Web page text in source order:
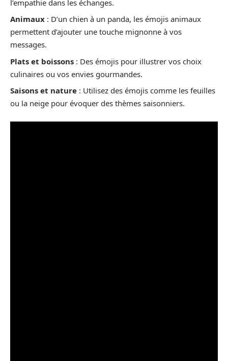
l’empathie dans les échanges.
Animaux : D’un chien à un panda, les émojis animaux
permettent d’ajouter une touche mignonne à vos
messages.
Plats et boissons : Des émojis pour illustrer vos choix
culinaires ou vos envies gourmandes.
Saisons et nature : Utilisez des émojis comme les feuilles
ou la neige pour évoquer des thèmes saisonniers.